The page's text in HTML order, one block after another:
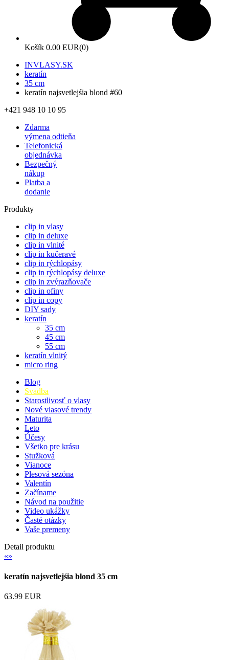
Košík 0.00 EUR(0)
INVLASY.SK
keratín
35 cm
keratín najsvetlejśia blond #60
+421 948 10 10 95
Zdarma
výmena odtieňa
Telefonická
objednávka
Bezpečný
nákup
Platba a
dodanie
Produkty
clip in vlasy
clip in deluxe
clip in vlnité
clip in kučeravé
clip in rýchlopásy
clip in rýchlopásy deluxe
clip in zvýrazňovače
clip in ofiny
clip in copy
DIY sady
keratín
35 cm
45 cm
55 cm
keratín vlnitý
micro ring
Blog
Svadba
Starostlivosť o vlasy
Nové vlasové trendy
Maturita
Leto
Účesy
Všetko pre krásu
Stužková
Vianoce
Plesová sezóna
Valentín
Začíname
Návod na použitie
Video ukážky
Časté otázky
Vaše premeny
Detail produktu
«»
keratín najsvetlejśia blond 35 cm
63.99 EUR